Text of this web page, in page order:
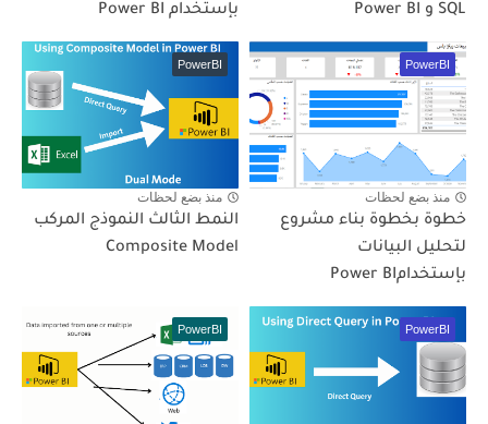
SQL و Power BI
بإستخدام Power BI
PowerBI
منذ بضع لحظات
خطوة بخطوة بناء مشروع
لتحليل البيانات
بإستخدامPower BI
PowerBI
منذ بضع لحظات
النمط الثالث النموذج المركب
Composite Model
PowerBI
PowerBI